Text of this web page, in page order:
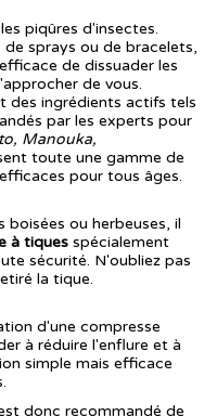
piqûres d'insectes.
sprays ou de bracelets,
de dissuader les
de vous.
des ingrédients actifs tels
par les experts pour
Manouka,
toute une gamme de
pour tous âges.
boisées ou herbeuses, il
à tiques spécialement
sécurité. N'oubliez pas
la tique.
d'une compresse
à réduire l'enflure et à
simple mais efficace
donc recommandé de